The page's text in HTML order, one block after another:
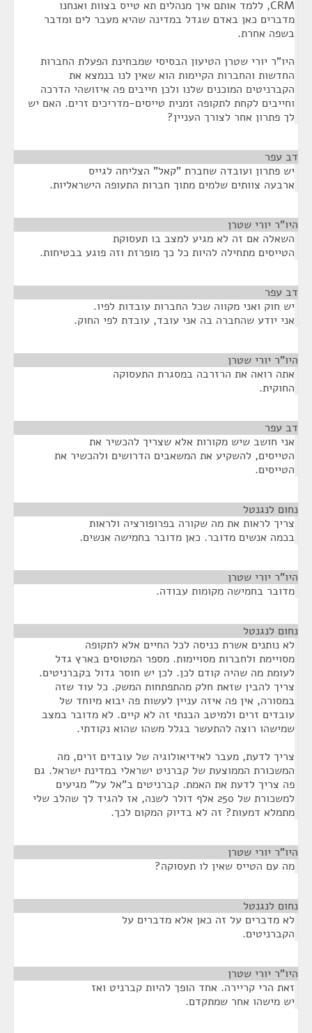
CRM, ללמד אותם איך מנהלים תא טייס בצוות ואנחנו
מדברים כאן באדם שגדל במדינה שהיא מעבר לים ומדבר
בשפה אחרת.
היו"ר יורי שטרן הטיעון הבסיסי שמבחינת הפעלת החברות
החדשות והחברות הקיימות הוא שאין לנו בנמצא את
הקברניטים המוכנים שלנו ולכן חייבים פה איזושהי הדרכה
וחייבים לקחת לתקופה זמנית טייסים-מדריכים זרים. האם יש
לך פתרון אחר לצורך העניין?
דב עפר
יש פתרון ועובדה שחברת "קאל" הצליחה לגייס
ארבעה צוותים שלמים מתוך חברות התעופה הישראליות.
היו"ר יורי שטרן
השאלה אם זה לא מגיע למצב בו תעסוקת
הטייסים מתחילה להיות כל כך מופרזת וזה פוגע בבטיחות.
דב עפר
יש חוק ואני מקווה שכל החברות עובדות לפיו.
אני יודע שהחברה בה אני עובד, עובדת לפי החוק.
היו"ר יורי שטרן
אתה רואה את הרזרבה במסגרת התעסוקה
החוקית.
דב עפר
אני חושב שיש מקורות אלא שצריך להכשיר את
הטייסים, להשקיע את המשאבים הדרושים ולהכשיר את
הטייסים.
נחום לנגנטל
צריך לראות את מה שקורה בפרופורציה ולראות
בכמה אנשים מדובר. כאן מדובר בחמישה אנשים.
היו"ר יורי שטרן
מדובר בחמישה מקומות עבודה.
נחום לנגנטל
לא נותנים אשרת כניסה לכל החיים אלא לתקופה
מסויימת ולחברות מסויימות. מספר המטוסים בארץ גדל
לעומת מה שהיה קודם לכן. לכן יש חוסר גדול בקברניטים.
צריך להבין שזאת חלק מהתפתחות המשק. כל עוד שזה
במסורה, אין פה איזה עניין לעשות פה יבוא מיוחד של
עובדים זרים ולמיטב הבנתי זה לא קיים. לא מדובר במצב
שמישהו רוצה להתעשר בגלל משהו שהוא נקודתי.
צריך לדעת, מעבר לאידיאולוגיה של עובדים זרים, מה
המשכורת הממוצעת של קברניט ישראלי במדינת ישראל. גם
פה צריך לדעת את האמת. קברניטים ב"אל על" מגיעים
למשכורת של 250 אלף דולר לשנה, אז להגיד לך שהלב שלי
מתמלא דמעות? זה לא בדיוק המקום לכך.
היו"ר יורי שטרן
מה עם הטייס שאין לו תעסוקה?
נחום לנגנטל
לא מדברים על זה כאן אלא מדברים על
הקברניטים.
היו"ר יורי שטרן
זאת הרי קריירה. אחד הופך להיות קברניט ואז
יש מישהו אחר שמתקדם.